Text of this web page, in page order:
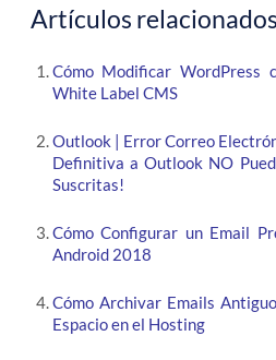
Artículos
Cómo Modificar WordPress
White Label CMS
Outlook | Error Correo
Definitiva a Outlook NO
Suscritas!
Cómo Configurar un Email
Android 2018
Cómo Archivar Emails
Espacio en el Hosting